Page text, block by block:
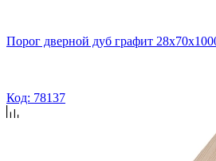
Порог дверной дуб графит
Код: 78137